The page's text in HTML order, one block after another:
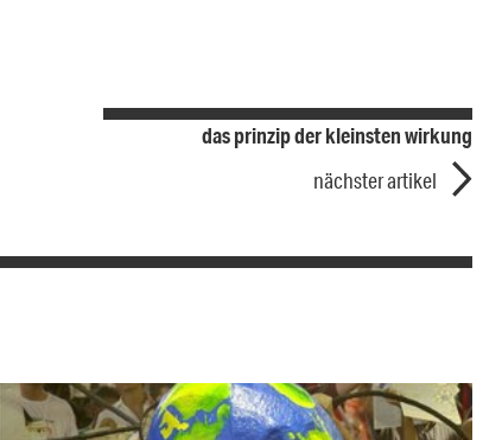
das prinzip der kleinsten wirkung
nächster artikel